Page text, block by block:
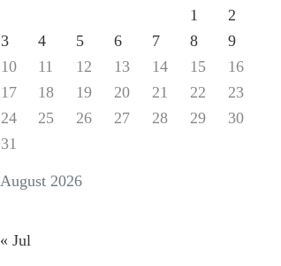
August 2026
1
2
3
4 5 6 7 8
9
10
11 12 13 14 15
16
17
18 19 20 21 22
23
24
25 26 27 28 29
30
31
« Jul